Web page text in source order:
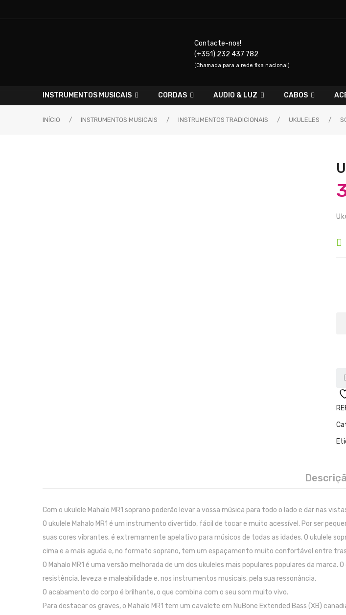
Contacte-nos!
(+351) 232 437 782
(Chamada para a rede fixa nacional)
INSTRUMENTOS MUSICAIS CORDAS AUDIO & LUZ CABOS
INÍCIO / INSTRUMENTOS MUSICAIS / INSTRUMENTOS TRADICIONAIS / UKULELES /
Com o ukulele Mahalo MR1 soprano poderão levar a vossa música para todo o lado e dar nas
O ukulele Mahalo MR1 é um instrumento divertido, fácil de tocar e muito acessível. Por ser
suas cores vibrantes, é extremamente apelativo para músicos de todas as idades. O ukulele
cima e a mais aguda e, no formato soprano, tem um espaçamento muito confortável entre
O Mahalo MR1 é uma versão melhorada de um dos ukuleles mais populares populares da
resistência, leveza e maleabilidade e, nos instrumentos musicais, pela sua ressonância.
O acabamento do corpo é brilhante, o que combina com o seu som muito vivo.
Para destacar os graves, o Mahalo MR1 tem um cavalete em NuBone Extended Bass (XB)